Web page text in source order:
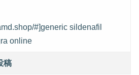
#]generic sildenafil
online
稿